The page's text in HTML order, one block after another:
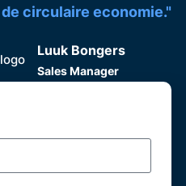
circulaire economie."
Luuk Bongers
Sales Manager